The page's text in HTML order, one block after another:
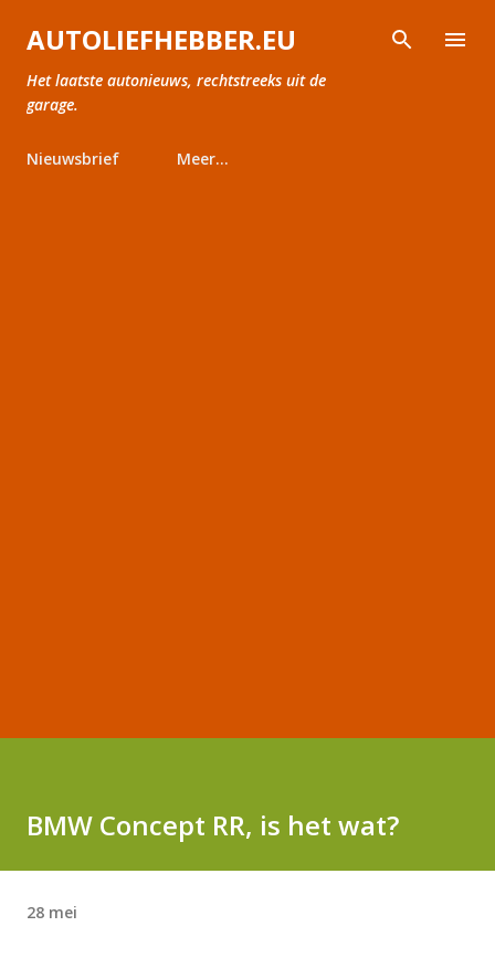
Doorgaan naar hoofdcontent
AUTOLIEFHEBBER.EU
Het laatste autonieuws, rechtstreeks uit de
garage.
Nieuwsbrief Meer…
BMW Concept RR, is het wat?
28 mei